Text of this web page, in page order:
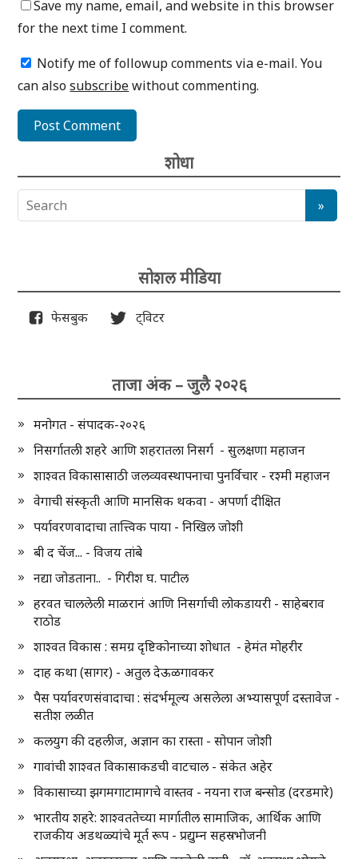
Save my name, email, and website in this browser
for the next time I comment.
Notify me of followup comments via e-mail. You
can alsosubscribewithout commenting.
शोधा
सोशल मीडिया
फेसबुक ट्विटर
ताजा अंक – जुलै २०२६
मनोगत - संपादक-२०२६
निसर्गातली शहरे आणि शहरातला निसर्ग - सुलक्षणा महाजन
शाश्वत विकासासाठी जलव्यवस्थापनाचा पुनर्विचार - रश्मी महाजन
वेगाची संस्कृती आणि मानसिक थकवा - अपर्णा दीक्षित
पर्यावरणवादाचा तात्त्विक पाया - निखिल जोशी
बी द चेंज... - विजय तांबे
नद्या जोडताना.. - गिरीश घ. पाटील
हरवत चाललेली माळरानं आणि निसर्गाची लोकडायरी - साहेबराव
राठोड
शाश्वत विकास : समग्र दृष्टिकोनाच्या शोधात - हेमंत मोहरीर
दाह कथा (सागर) - अतुल देऊळगावकर
पैस पर्यावरणसंवादाचा : संदर्भमूल्य असलेला अभ्यासपूर्ण दस्तावेज -
सतीश लळीत
कलयुग की दहलीज, अज्ञान का रास्ता - सोपान जोशी
गावांची शाश्वत विकासाकडची वाटचाल - संकेत अहेर
विकासाच्या झगमगाटामागचे वास्तव - नयना राज बन्सोड (दरडमारे)
भारतीय शहरे: शाश्वततेच्या मार्गातील सामाजिक, आर्थिक आणि
राजकीय अडथळ्यांचे मूर्त रूप - प्रद्युम्न सहस्रभोजनी